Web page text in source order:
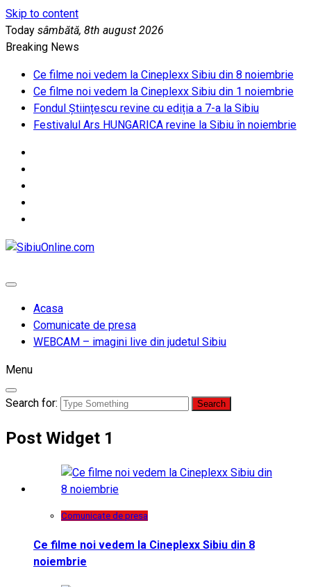
Skip to content
Today sâmbătă, 8th august 2026
Breaking News
Ce filme noi vedem la Cineplexx Sibiu din 8 noiembrie
Ce filme noi vedem la Cineplexx Sibiu din 1 noiembrie
Fondul Științescu revine cu ediția a 7-a la Sibiu
Festivalul Ars HUNGARICA revine la Sibiu în noiembrie
Acasa
Comunicate de presa
WEBCAM – imagini live din judetul Sibiu
Menu
Search for:
Post Widget 1
Comunicate de presa
Ce filme noi vedem la Cineplexx Sibiu din 8
noiembrie